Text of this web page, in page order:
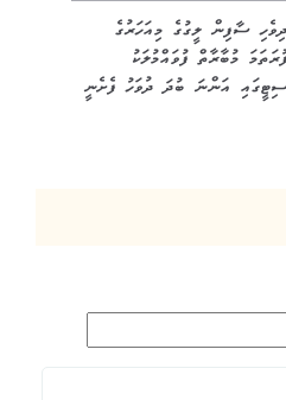
ދިވެހި ސާފިން ލީގުގެ މިއަހަރުގެ
މުބާރާތް ފުވައްމުލަކު
އަންނަ ބުދަ ދުވަހު ފެށެނީ